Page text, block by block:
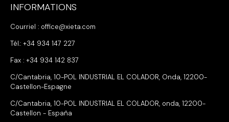
INFORMATIONS
Courriel : office@xieta.com
Tél.: +34 934 147 227
Fax : +34 934 142 837
C/Cantabria, 10-POL INDUSTRIAL EL COLADOR, Onda, 12200-
Castellon-Espagne
C/Cantabria, 10-POL INDUSTRIAL EL COLADOR, onda, 12200-
Castellon - España